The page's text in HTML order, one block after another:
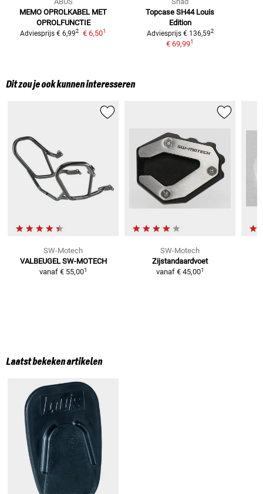
MEMO OPROLKABEL MET
OPROLFUNCTIE
Adviesprijs € 6,992 € 6,501
Topcase SH44 Louis
Edition
Adviesprijs € 136,592
€ 69,991
Dit zou je ook kunnen interesseren
SW-Motech
VALBEUGEL SW-MOTECH
vanaf € 55,001
SW-Motech
Zijstandaardvoet
vanaf € 45,001
Laatst bekeken artikelen